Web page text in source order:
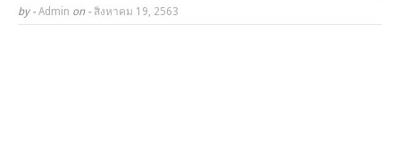
by - Admin on - สิงหาคม 19, 2563